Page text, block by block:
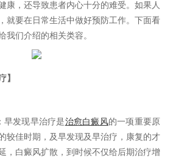
康，还导致患者内心十分的难受。如果人
就要在日常生活中做好预防工作。下面看
我们介绍的相关类容。
】
发现早治疗是治愈白癜风的一项重要原
较佳时期，及早发现及早治疗，康复的才
，白癜风扩散，到时候不仅给后期治疗增